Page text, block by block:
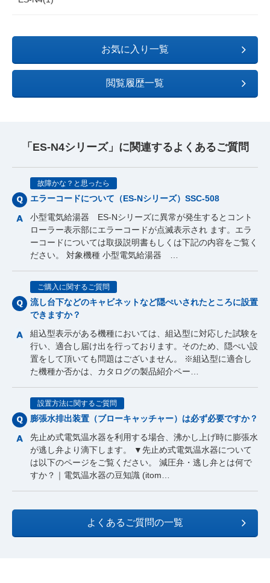
お気に入り一覧
閲覧履歴一覧
「ES-N4シリーズ」に関連するよくあるご質問
故障かな？と思ったら
エラーコードについて（ES-Nシリーズ）SSC-508
小型電気給湯器 ES-Nシリーズに異常が発生するとコント
ローラー表示部にエラーコードが点滅表示され ます。エラ
ーコードについては取扱説明書もしくは下記の内容をご覧く
ださい。 対象機種 小型電気給湯器 …
ご購入に関するご質問
流し台下などのキャビネットなど隠ぺいされたところに設置
できますか？
組込型表示がある機種においては、組込型に対応した試験を
行い、適合し届け出を行っております。そのため、隠ぺい設
置をして頂いても問題はございません。 ※組込型に適合し
た機種か否かは、カタログの製品紹介ペー…
設置方法に関するご質問
膨張水排出装置（ブローキャッチャー）は必ず必要ですか？
先止め式電気温水器を利用する場合、沸かし上げ時に膨張水
が逃し弁より滴下します。 ▼先止め式電気温水器について
は以下のページをご覧ください。 減圧弁・逃し弁とは何で
すか？｜電気温水器の豆知識 (itom…
よくあるご質問の一覧